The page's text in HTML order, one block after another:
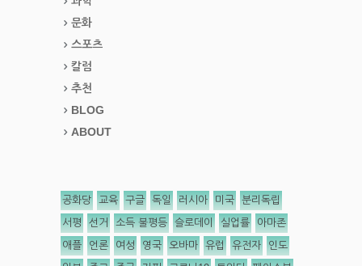
문화
스포츠
칼럼
추천
BLOG
ABOUT
공화당 교육 구글 독일 러시아 미국 분리독립
서평 선거 소득 불평등 슬로데이 실업률 아마존
애플 언론 여성 영국 오바마 유럽 유전자 인도